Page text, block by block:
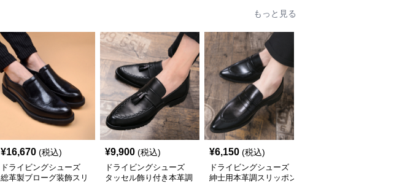
もっと見る
¥16,670 (税込)
ドライビングシューズ
総革製ブローグ装飾スリ
¥9,900 (税込)
ドライビングシューズ
タッセル飾り付き本革調
¥6,150 (税込)
ドライビングシューズ
紳士用本革調スリッポン